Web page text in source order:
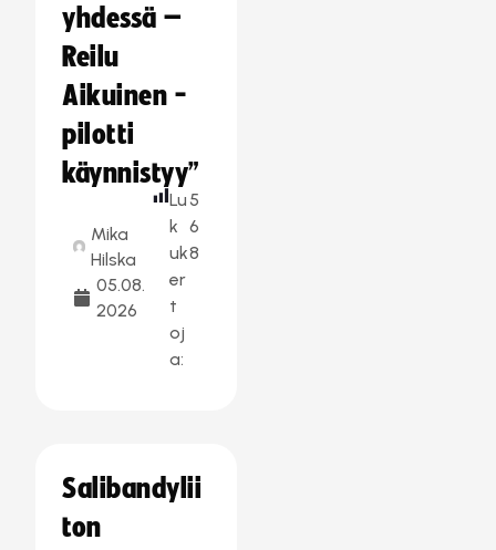
yhdessä –
Reilu
Aikuinen -
pilotti
käynnistyy”
Mika
Hilska
05.08.
2026
Lu
k
uk
er
t
oj
a:
5
6
8
Salibandylii
ton